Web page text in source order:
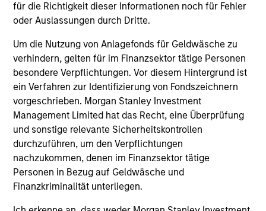
für die Richtigkeit dieser Informationen noch für Fehler
oder Auslassungen durch Dritte.
Um die Nutzung von Anlagefonds für Geldwäsche zu
verhindern, gelten für im Finanzsektor tätige Personen
besondere Verpflichtungen. Vor diesem Hintergrund ist
ein Verfahren zur Identifizierung von Fondszeichnern
vorgeschrieben. Morgan Stanley Investment
Management Limited hat das Recht, eine Überprüfung
und sonstige relevante Sicherheitskontrollen
durchzuführen, um den Verpflichtungen
nachzukommen, denen im Finanzsektor tätige
Personen in Bezug auf Geldwäsche und
Finanzkriminalität unterliegen.
Greg Waterman, CFA
Executive Director
Edward Riguardi, CFA
Executive Director
Li Zhang, CFA
Executive Director